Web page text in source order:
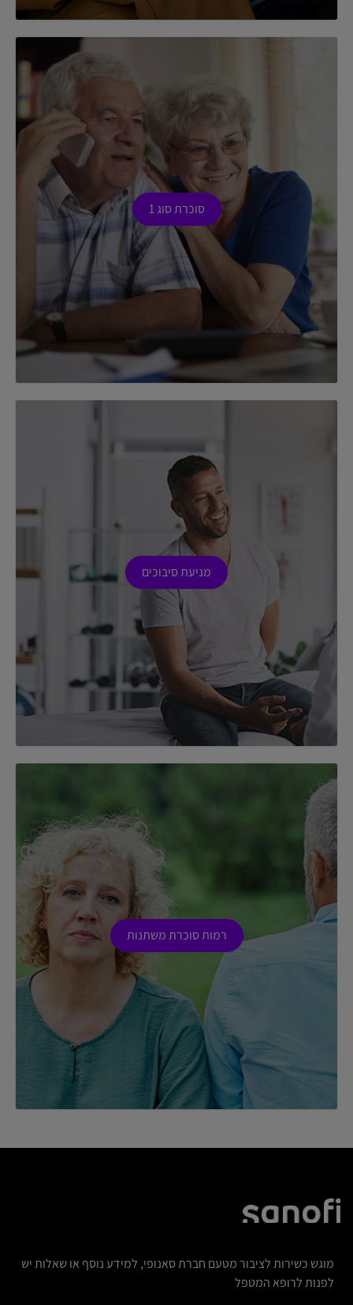
סוכרת סוג 1
מניעת סיבוכים
רמות סוכרת משתנות
מוגש כשירות לציבור מטעם חברת סאנופי, למידע נוסף או שאלות יש
לפנות לרופא המטפל